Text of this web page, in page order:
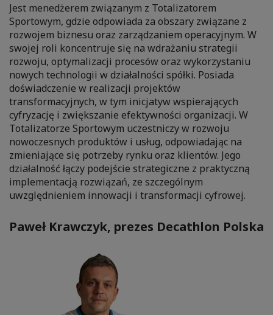
Jest menedżerem związanym z Totalizatorem
Sportowym, gdzie odpowiada za obszary związane z
rozwojem biznesu oraz zarządzaniem operacyjnym. W
swojej roli koncentruje się na wdrażaniu strategii
rozwoju, optymalizacji procesów oraz wykorzystaniu
nowych technologii w działalności spółki. Posiada
doświadczenie w realizacji projektów
transformacyjnych, w tym inicjatyw wspierających
cyfryzację i zwiększanie efektywności organizacji. W
Totalizatorze Sportowym uczestniczy w rozwoju
nowoczesnych produktów i usług, odpowiadając na
zmieniające się potrzeby rynku oraz klientów. Jego
działalność łączy podejście strategiczne z praktyczną
implementacją rozwiązań, ze szczególnym
uwzględnieniem innowacji i transformacji cyfrowej.
Paweł Krawczyk, prezes Decathlon Polska